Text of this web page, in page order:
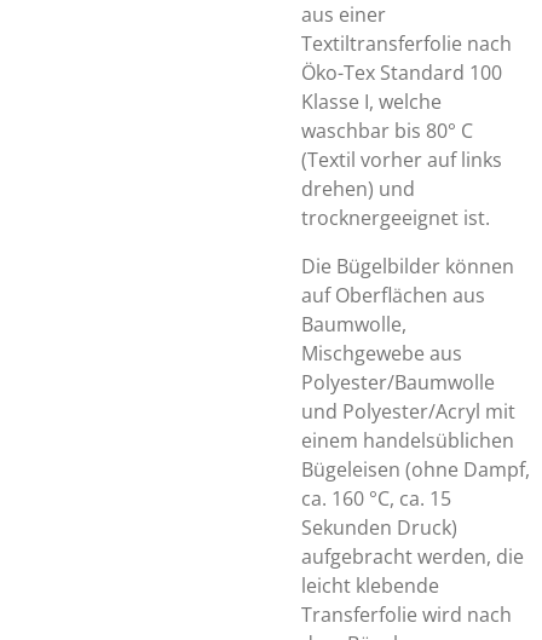
aus einer
Textiltransferfolie nach
Öko-Tex Standard 100
Klasse I, welche
waschbar bis 80° C
(Textil vorher auf links
drehen) und
trocknergeeignet ist.
Die Bügelbilder können
auf Oberflächen aus
Baumwolle,
Mischgewebe aus
Polyester/Baumwolle
und Polyester/Acryl mit
einem handelsüblichen
Bügeleisen (ohne Dampf,
ca. 160 °C, ca. 15
Sekunden Druck)
aufgebracht werden, die
leicht klebende
Transferfolie wird nach